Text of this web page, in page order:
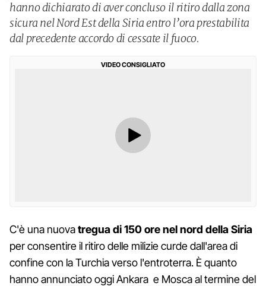
hanno dichiarato di aver concluso il ritiro dalla zona
sicura nel Nord Est della Siria entro l’ora prestabilita
dal precedente accordo di cessate il fuoco.
VIDEO CONSIGLIATO
C'è una nuovatregua di 150 ore nel nord della Siria
per consentire il ritiro delle milizie curde dall'area di
confine con la Turchia verso l'entroterra. È quanto
hanno annunciato oggi Ankara e Mosca al termine del